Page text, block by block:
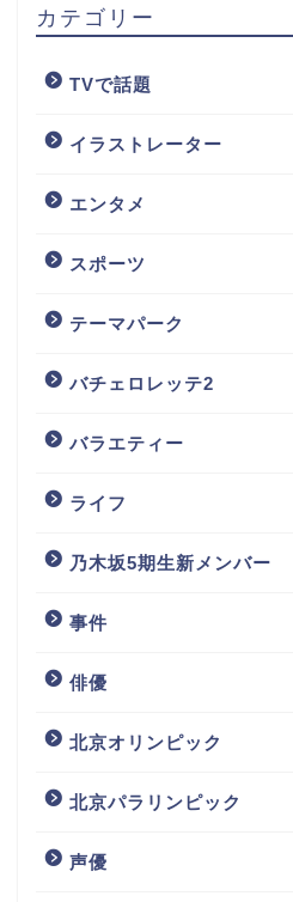
カテゴリー
TVで話題
イラストレーター
エンタメ
スポーツ
テーマパーク
バチェロレッテ2
バラエティー
ライフ
乃木坂5期生新メンバー
事件
俳優
北京オリンピック
北京パラリンピック
声優